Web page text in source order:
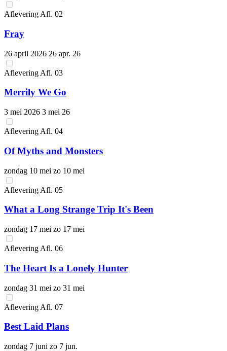
Aflevering Afl. 02
Fray
26 april 2026 26 apr. 26
Aflevering Afl. 03
Merrily We Go
3 mei 2026 3 mei 26
Aflevering Afl. 04
Of Myths and Monsters
zondag 10 mei zo 10 mei
Aflevering Afl. 05
What a Long Strange Trip It's Been
zondag 17 mei zo 17 mei
Aflevering Afl. 06
The Heart Is a Lonely Hunter
zondag 31 mei zo 31 mei
Aflevering Afl. 07
Best Laid Plans
zondag 7 juni zo 7 jun.